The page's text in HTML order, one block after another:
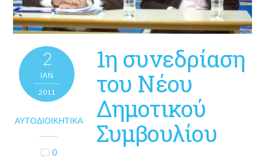
2
ΙΑΝ
2011
ΑΥΤΟΔΙΟΙΚΗΤΙΚΆ
0
1η συνεδρίαση
του Νέου
Δημοτικού
Συμβουλίου